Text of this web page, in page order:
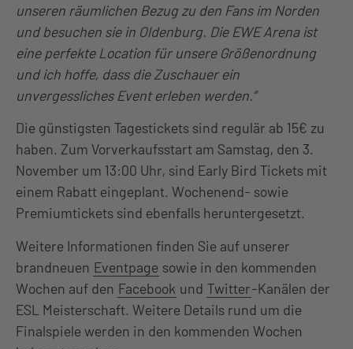
unseren räumlichen Bezug zu den Fans im Norden
und besuchen sie in Oldenburg. Die EWE Arena ist
eine perfekte Location für unsere Größenordnung
und ich hoffe, dass die Zuschauer ein
unvergessliches Event erleben werden.”
Die günstigsten Tagestickets sind regulär ab 15€ zu
haben. Zum Vorverkaufsstart am Samstag, den 3.
November um 13:00 Uhr, sind Early Bird Tickets mit
einem Rabatt eingeplant. Wochenend- sowie
Premiumtickets sind ebenfalls heruntergesetzt.
Weitere Informationen finden Sie auf unserer
brandneuen Eventpage sowie in den kommenden
Wochen auf den Facebook und Twitter-Kanälen der
ESL Meisterschaft. Weitere Details rund um die
Finalspiele werden in den kommenden Wochen